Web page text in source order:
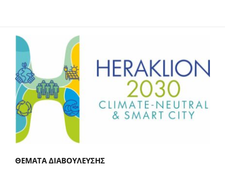
ΘΕΜΑΤΑ ΔΙΑΒΟΥΛΕΥΣΗΣ